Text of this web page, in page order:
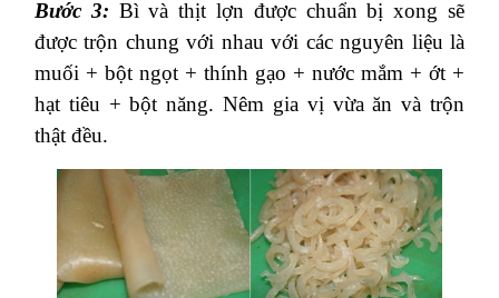
Bước 3: Bì và thịt lợn được chuẩn bị xong sẽ
được trộn chung với nhau với các nguyên liệu là
muối + bột ngọt + thính gạo + nước mắm + ớt +
hạt tiêu + bột năng. Nêm gia vị vừa ăn và trộn
thật đều.